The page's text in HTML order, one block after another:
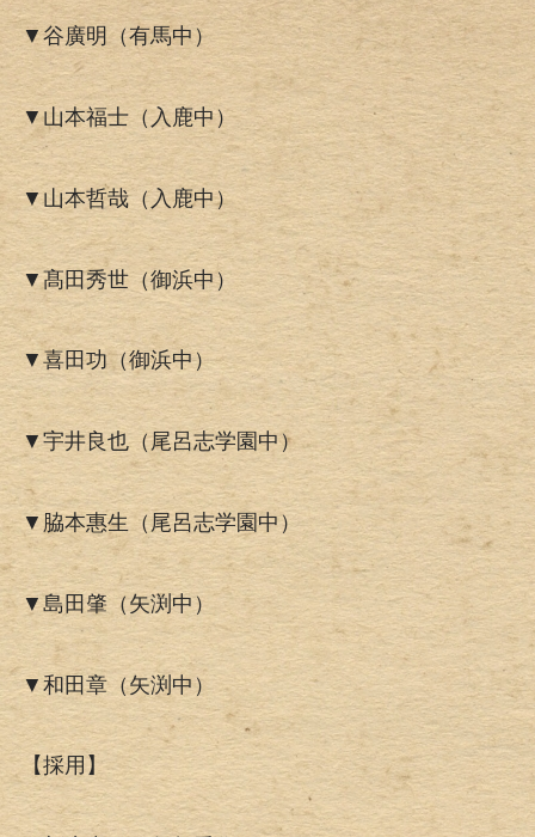
▼谷廣明（有馬中）
▼山本福士（入鹿中）
▼山本哲哉（入鹿中）
▼髙田秀世（御浜中）
▼喜田功（御浜中）
▼宇井良也（尾呂志学園中）
▼脇本惠生（尾呂志学園中）
▼島田肇（矢渕中）
▼和田章（矢渕中）
【採用】